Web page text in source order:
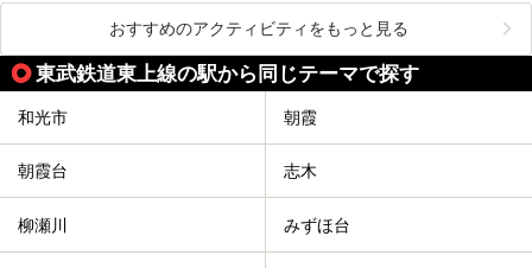
おすすめのアクティビティをもっと見る
東武鉄道東上線の駅から同じテーマで探す
和光市 朝霞
朝霞台 志木
柳瀬川 みずほ台